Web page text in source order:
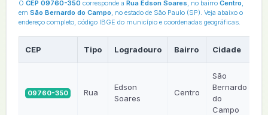
O CEP 09760-350 corresponde a Rua Edson Soares, no bairro Centro,
em São Bernardo do Campo, no estado de São Paulo (SP). Veja abaixo o
endereço completo, código IBGE do município e coordenadas geográficas.
CEP Tipo Logradouro Bairro Cidade
09760-350 Rua
Edson
Soares
Centro
São
Bernardo
do
Campo